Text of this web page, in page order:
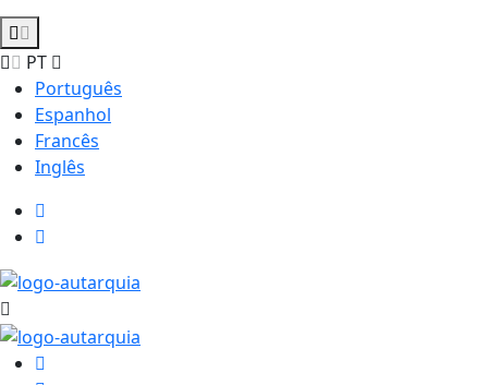
PT
Português
Espanhol
Francês
Inglês